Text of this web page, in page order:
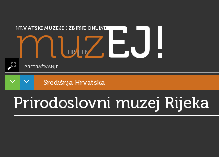
HRVATSKI MUZEJI I ZBIRKE ONLINE
muzEJ!
HR| EN
PRETRAŽIVANJE
Središnja Hrvatska
Prirodoslovni muzej Rijeka